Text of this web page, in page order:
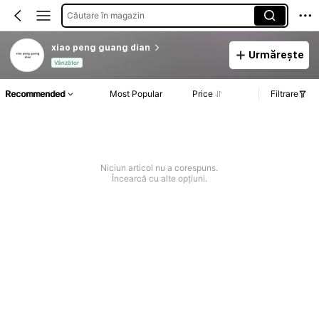
Căutare în magazin
xiao peng guang dian
Vânzător
Urmărește
Recommended Most Popular Price Filtrare
Niciun articol nu a corespuns.
Încearcă cu alte opțiuni.